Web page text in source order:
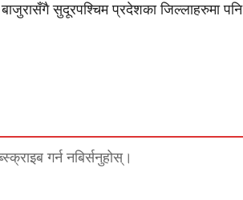
सुदूरपश्चिम प्रदेशका जिल्लाहरुमा पनि
गर्न नबिर्सनुहोस्।